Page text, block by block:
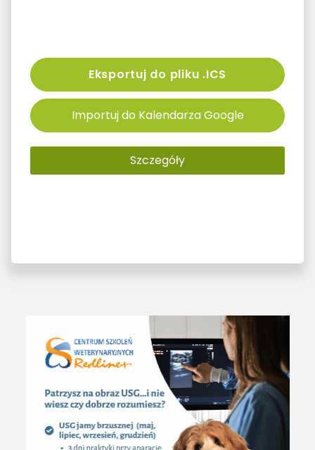
Eksportuj do pliku .ICS
Importuj do Kalendarza Google
Szczegóły